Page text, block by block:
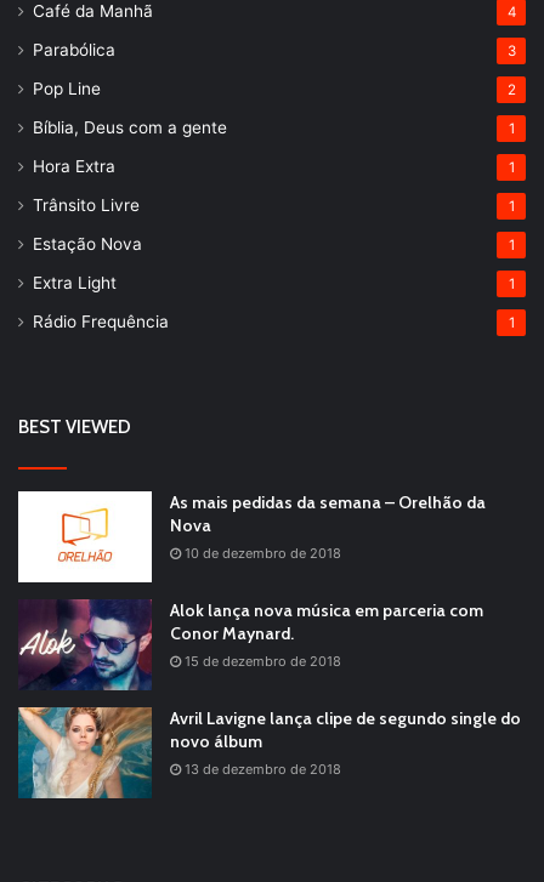
Café da Manhã 4
Parabólica 3
Pop Line 2
Bíblia, Deus com a gente 1
Hora Extra 1
Trânsito Livre 1
Estação Nova 1
Extra Light 1
Rádio Frequência 1
BEST VIEWED
As mais pedidas da semana – Orelhão da
Nova
10 de dezembro de 2018
Alok lança nova música em parceria com
Conor Maynard.
15 de dezembro de 2018
Avril Lavigne lança clipe de segundo single do
novo álbum
13 de dezembro de 2018